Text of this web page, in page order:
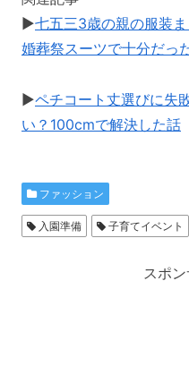
▶七五三3歳の親の服装
婚葬祭スーツで十分だっ
▶ペチコート丈選びに失
い？100cmで解決した話
ファッション
入園準備 子育てイベント
スポ